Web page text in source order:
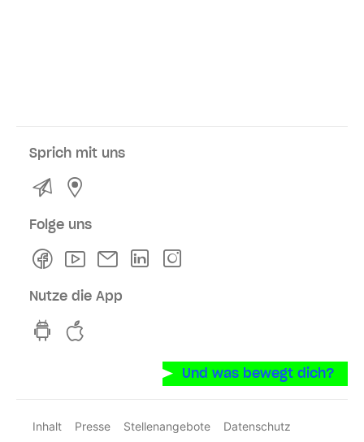
Sprich mit uns
Kontakt
Folge uns
FacebookYoutubeNewsletterLinkedln
Nutze die App
hvv switch App auf GooglePlay
Und was bewegt dich?
Inhalt Presse Stellenangebote
Datenschutz